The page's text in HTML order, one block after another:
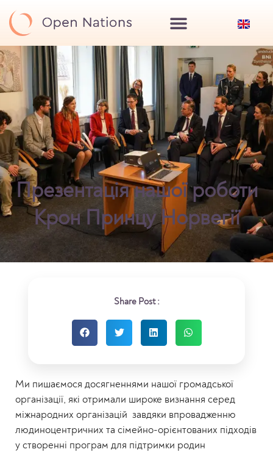
Презентація нашої роботи
Крон Принцу Норвегії
Share Post :
Ми пишаємося досягненнями нашої громадської
організації, які отримали широке визнання серед
міжнародних організацій завдяки впровадженню
людиноцентричних та сімейно-орієнтованих підходів
у створенні програм для підтримки родин